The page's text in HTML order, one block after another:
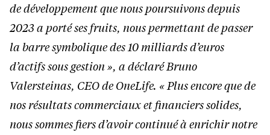
de développement que nous poursuivons depuis
2023 a porté ses fruits, nous permettant de passer
la barre symbolique des 10 milliards d’euros
d’actifs sous gestion », a déclaré Bruno
Valersteinas, CEO de OneLife. « Plus encore que de
nos résultats commerciaux et financiers solides,
nous sommes fiers d’avoir continué à enrichir notre